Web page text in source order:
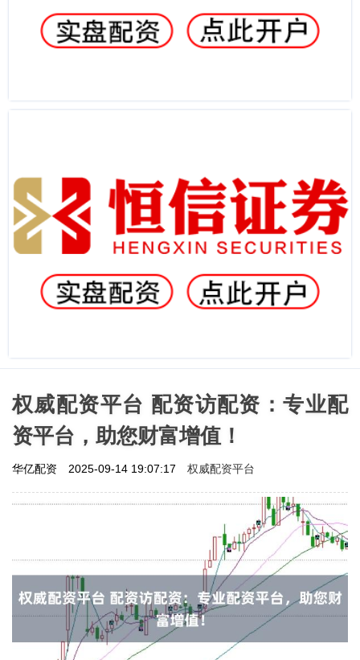
权威配资平台 配资访配资：专业配
资平台，助您财富增值！
华亿配资 2025-09-14 19:07:17 权威配资平台